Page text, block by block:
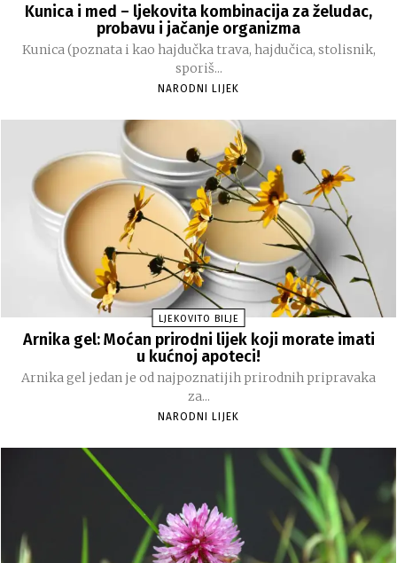
Kunica i med – ljekovita kombinacija za želudac,
probavu i jačanje organizma
Kunica (poznata i kao hajdučka trava, hajdučica, stolisnik,
sporiš...
NARODNI LIJEK
LJEKOVITO BILJE
Arnika gel: Moćan prirodni lijek koji morate imati
u kućnoj apoteci!
Arnika gel jedan je od najpoznatijih prirodnih pripravaka
za...
NARODNI LIJEK